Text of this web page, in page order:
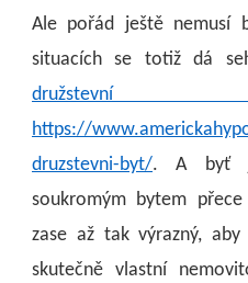
Ale pořád ještě nemusí
situacích se totiž dá
https://
druzstevni-byt/. A byť
soukromým bytem
zase až tak výrazný,
skutečně vlastní